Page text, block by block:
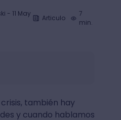
- 11 May
Articulo
7
min.
también hay
y cuando hablamos